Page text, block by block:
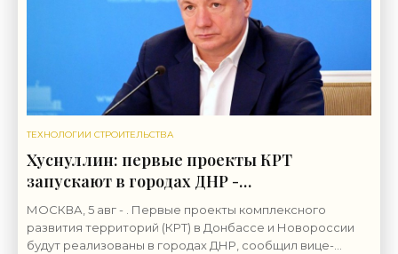
ТЕХНОЛОГИИ СТРОИТЕЛЬСТВА
Хуснуллин: первые проекты КРТ
запускают в городах ДНР -
«Строительство»
МОСКВА, 5 авг - . Первые проекты комплексного
развития территорий (КРТ) в Донбассе и Новороссии
будут реализованы в городах ДНР, сообщил вице-